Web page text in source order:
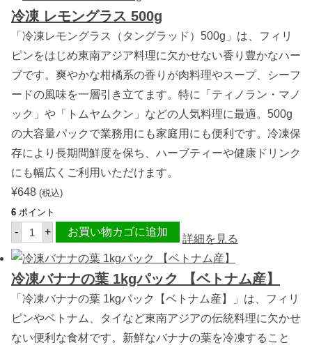
冷凍 レモングラス 500g
「冷凍レモングラス（タングラッド）500g」は、フィリ
ピンをはじめ東南アジア料理に欠かせない香り豊かなハー
ブです。爽やかな柑橘系の香りが肉料理やスープ、シーフ
ードの風味を一層引き立てます。特に「ティノラン・マノ
ック」や「トムヤムクン」などの人気料理に最適。500g
の大容量パックで業務用にも家庭用にも便利です。冷凍保
存により長期間鮮度を保ち、ハーブティーや健康ドリンク
にも幅広くご利用いただけます。
¥648 (税込)
6 ポイント
- 冷
凍
レ
モ
ン
グ
ラ
ス
5
0
0
+ お買い物カゴに追加
詳細を見る
冷凍バナナの葉 1kgパック 【ベトナム産】
「冷凍バナナの葉 1kgパック【ベトナム産】」は、フィリ
ピンやベトナム、タイなど東南アジアの伝統料理に欠かせ
ない便利な食材です。新鮮なバナナの葉を冷凍すること